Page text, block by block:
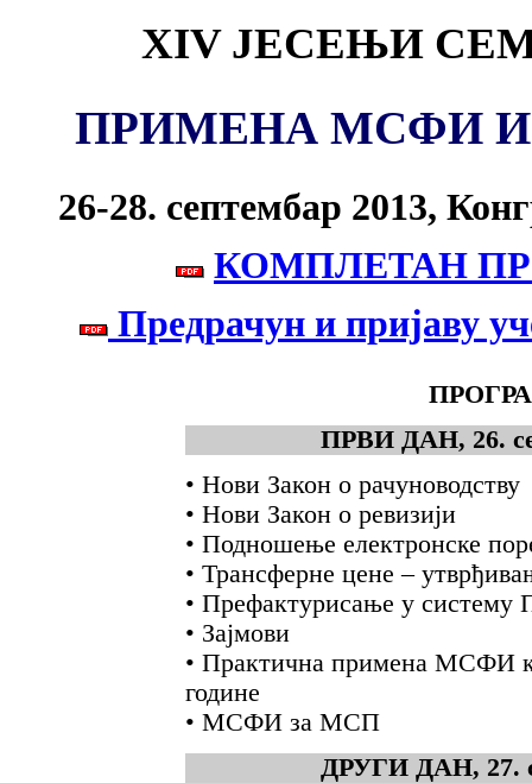
XIV ЈЕСЕЊИ
ПРИМЕНА МСФИ
26-28. септембар 2013,
КОМПЛЕТАН
Предрачун и пријаву
ПРВИ ДАН, 26.
• Нови Закон о рачуноводству
• Нови Закон о ревизији
• Подношење електронске
• Трансферне цене –
• Префактурисање у систему
• Зајмови
• Практична примена МСФИ
године
• МСФИ за МСП
ДРУГИ ДАН, 27.